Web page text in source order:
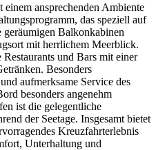
ansprechenden Ambiente
das speziell auf
geräumigen Balkonkabinen
mit herrlichem Meerblick.
und Bars mit einer
Besonders
aufmerksame Service des
besonders angenehm
ist die gelegentliche
der Seetage. Insgesamt bietet
Kreuzfahrterlebnis
Unterhaltung und